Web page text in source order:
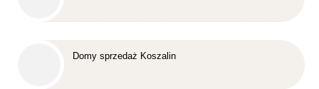
Domy sprzedaż Koszalin